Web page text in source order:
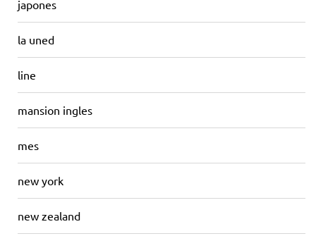
japones
la uned
line
mansion ingles
mes
new york
new zealand